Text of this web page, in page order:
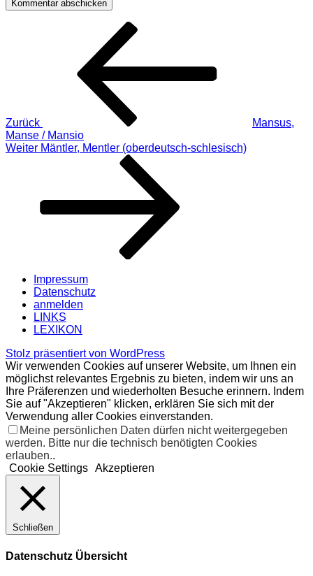
Beitragsnavigation
Zurück
Mansus,
Manse / Mansio
Nächster
Weiter Mäntler, Mentler (oberdeutsch-schlesisch)
Impressum
Datenschutz
anmelden
LINKS
LEXIKON
Stolz präsentiert von WordPress
Wir verwenden Cookies auf unserer Website, um Ihnen ein
möglichst relevantes Ergebnis zu bieten, indem wir uns an
Ihre Präferenzen und wiederholten Besuche erinnern. Indem
Sie auf "Akzeptieren" klicken, erklären Sie sich mit der
Verwendung aller Cookies einverstanden.
Meine persönlichen Daten dürfen nicht weitergegeben
werden. Bitte nur die technisch benötigten Cookies
erlauben..
Cookie Settings Akzeptieren
Schließen
Datenschutz Übersicht